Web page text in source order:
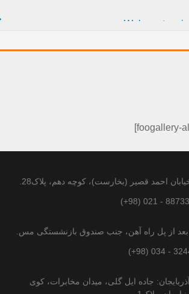
احمد قصیر (بخارست)، کوچه دهم، پلاک28.
از پل راه آهن، جنب صندوق بازنشستگی مس.
جاده ایل گلی، میدان مخابرات، کوی